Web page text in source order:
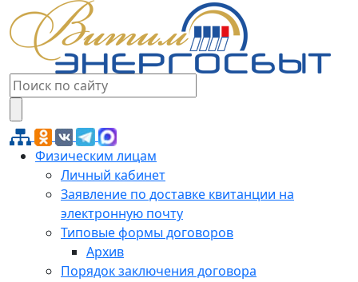
Физическим лицам
Личный кабинет
Заявление по доставке квитанции на
электронную почту
Типовые формы договоров
Архив
Порядок заключения договора